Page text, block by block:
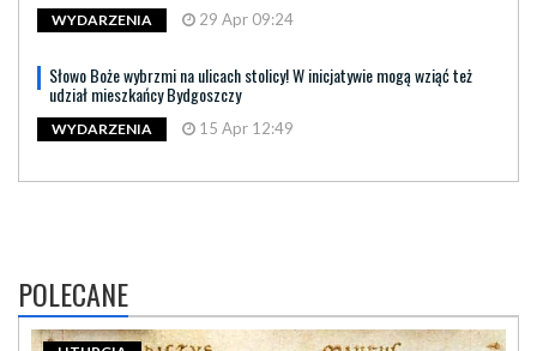
WYDARZENIA 29 Apr 09:24
Słowo Boże wybrzmi na ulicach stolicy! W inicjatywie mogą wziąć też
udział mieszkańcy Bydgoszczy
WYDARZENIA 15 Apr 12:49
POLECANE